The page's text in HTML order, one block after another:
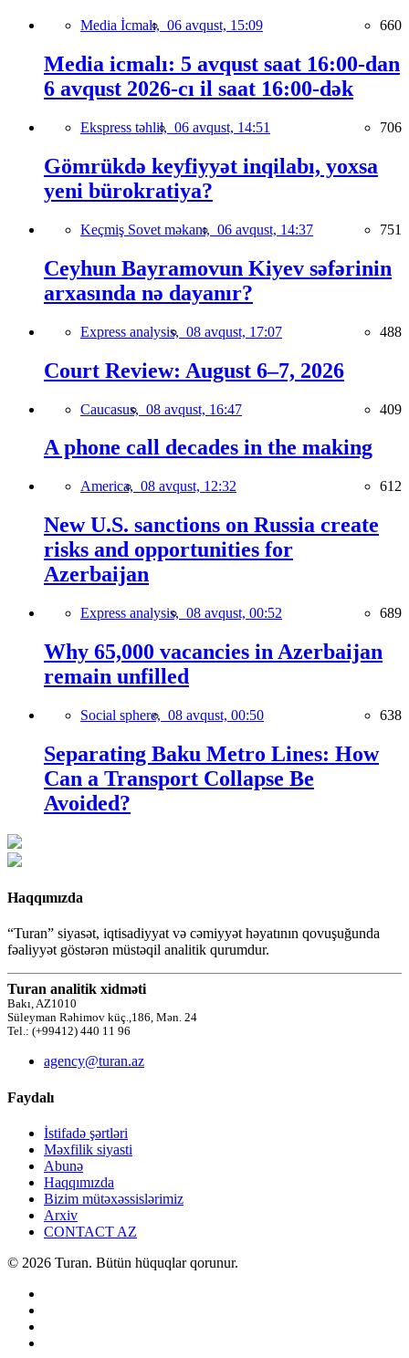
Media İcmalı, 06 avqust, 15:09 660
Media icmalı: 5 avqust saat 16:00-dan
6 avqust 2026-cı il saat 16:00-dək
Ekspress təhlil, 06 avqust, 14:51 706
Gömrükdə keyfiyyət inqilabı, yoxsa
yeni bürokratiya?
Keçmiş Sovet məkanı, 06 avqust, 14:37 751
Ceyhun Bayramovun Kiyev səfərinin
arxasında nə dayanır?
Express analysis, 08 avqust, 17:07 488
Court Review: August 6–7, 2026
Caucasus, 08 avqust, 16:47 409
A phone call decades in the making
America, 08 avqust, 12:32 612
New U.S. sanctions on Russia create
risks and opportunities for
Azerbaijan
Express analysis, 08 avqust, 00:52 689
Why 65,000 vacancies in Azerbaijan
remain unfilled
Social sphere, 08 avqust, 00:50 638
Separating Baku Metro Lines: How
Can a Transport Collapse Be
Avoided?
Haqqımızda
“Turan” siyasət, iqtisadiyyat və cəmiyyət həyatının qovuşuğunda
fəaliyyət göstərən müstəqil analitik qurumdur.
Turan analitik xidməti
Bakı, AZ1010
Süleyman Rəhimov küç.,186, Mən. 24
Tel.: (+99412) 440 11 96
agency@turan.az
Faydalı
İstifadə şərtləri
Məxfilik siyasti
Abunə
Haqqımızda
Bizim mütəxəssislərimiz
Arxiv
CONTACT AZ
© 2026 Turan. Bütün hüquqlar qorunur.